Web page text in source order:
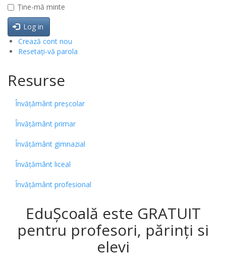
Ține-mă minte
Log in
Crează cont nou
Resetați-vă parola
Resurse
Învățământ preșcolar
Învățământ primar
Învățământ gimnazial
Învățământ liceal
Învățământ profesional
EduȘcoală este GRATUIT
pentru profesori, părinți si
elevi